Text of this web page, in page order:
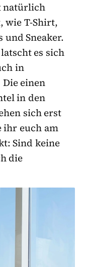
natürlich
wie T-Shirt,
und Sneaker.
es sich
in
einen
in den
sich erst
ihr euch am
Sind keine
die